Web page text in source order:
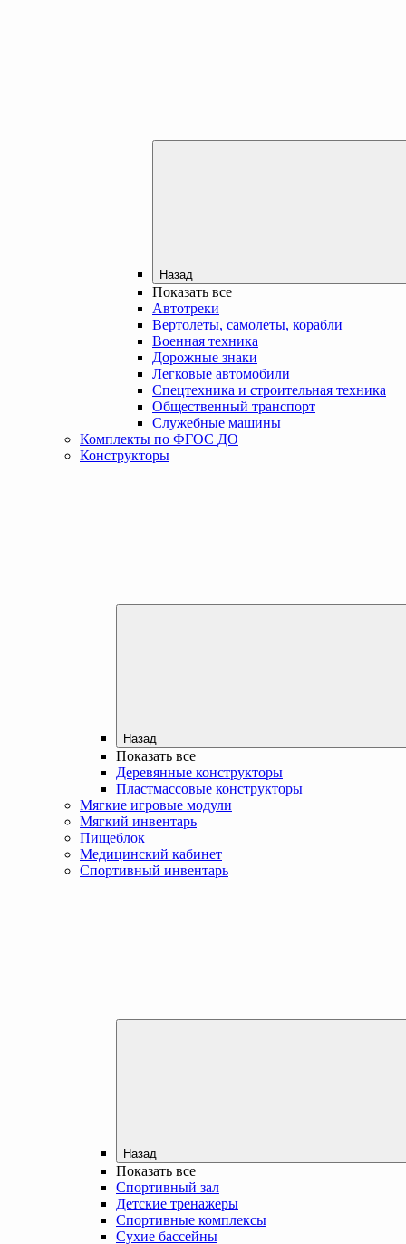
Назад
Показать все
Автотреки
Вертолеты, самолеты, корабли
Военная техника
Дорожные знаки
Легковые автомобили
Спецтехника и строительная техника
Общественный транспорт
Служебные машины
Комплекты по ФГОС ДО
Конструкторы
Назад
Показать все
Деревянные конструкторы
Пластмассовые конструкторы
Мягкие игровые модули
Мягкий инвентарь
Пищеблок
Медицинский кабинет
Спортивный инвентарь
Назад
Показать все
Спортивный зал
Детские тренажеры
Спортивные комплексы
Сухие бассейны